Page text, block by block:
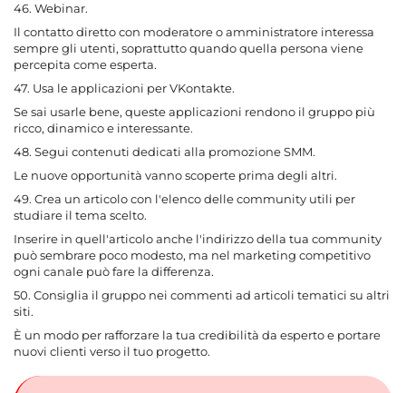
46. Webinar.
Il contatto diretto con moderatore o amministratore interessa
sempre gli utenti, soprattutto quando quella persona viene
percepita come esperta.
47. Usa le applicazioni per VKontakte.
Se sai usarle bene, queste applicazioni rendono il gruppo più
ricco, dinamico e interessante.
48. Segui contenuti dedicati alla promozione SMM.
Le nuove opportunità vanno scoperte prima degli altri.
49. Crea un articolo con l'elenco delle community utili per
studiare il tema scelto.
Inserire in quell'articolo anche l'indirizzo della tua community
può sembrare poco modesto, ma nel marketing competitivo
ogni canale può fare la differenza.
50. Consiglia il gruppo nei commenti ad articoli tematici su altri
siti.
È un modo per rafforzare la tua credibilità da esperto e portare
nuovi clienti verso il tuo progetto.